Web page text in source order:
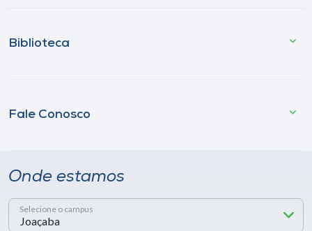
Biblioteca
Fale Conosco
Onde estamos
Selecione o campus